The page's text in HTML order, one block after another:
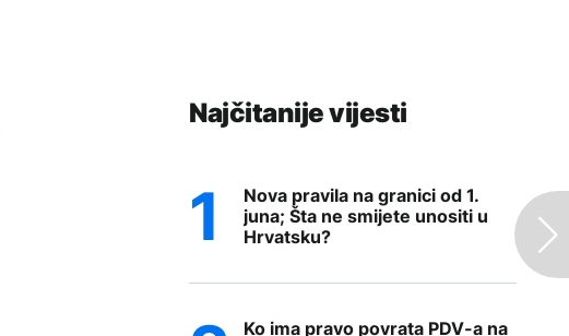
Najčitanije vijesti
Nova pravila na granici od 1.
juna; Šta ne smijete unositi u
Hrvatsku?
Ko ima pravo povrata PDV-a na